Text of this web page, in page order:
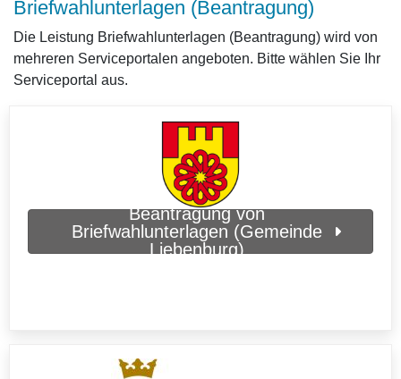
Briefwahlunterlagen (Beantragung)
Die Leistung Briefwahlunterlagen (Beantragung) wird von
mehreren Serviceportalen angeboten. Bitte wählen Sie Ihr
Serviceportal aus.
Beantragung von
Briefwahlunterlagen (Gemeinde
Liebenburg)